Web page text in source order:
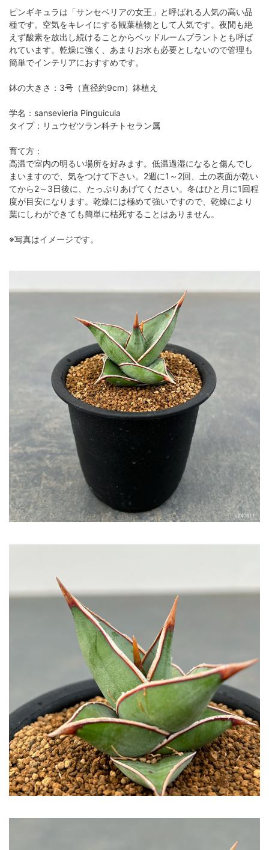
ピンギキュラは「サンセベリアの女王」と呼ばれる人気の高い品
種です。空気をキレイにする観葉植物として人気です。夜間も絶
えず酸素を放出し続けることからベッドルームプラントとも呼ば
れています。乾燥に強く、あまりお水も必要としないので管理も
簡単でインテリアにおすすめです。
鉢の大きさ：3号（直径約9cm）鉢植え
学名：sansevieria Pinguicula
タイプ：リュウゼツラン科チトセラン属
育て方：
高温で室内の明るい場所を好みます。低温過湿になると傷んでし
まいますので、気をつけて下さい。2週に1～2回、土の表面が乾い
てから2～3日後に、たっぷりあげてください。冬はひと月に1回程
度が目安になります。乾燥には極めて強いですので、乾燥により
葉にしわができても簡単に枯死することはありません。
※写真はイメージです。